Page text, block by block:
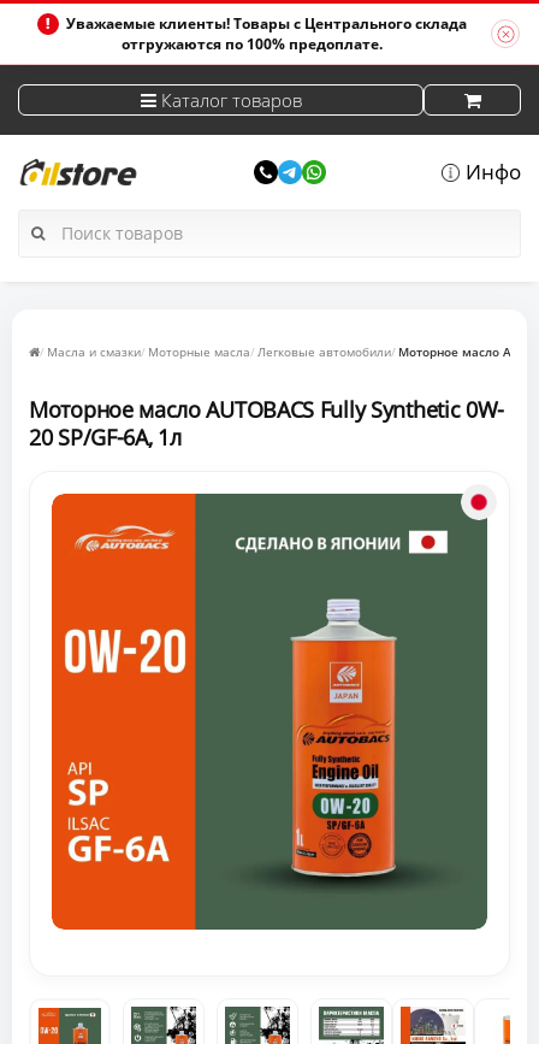
Уважаемые клиенты! Товары с Центрального склада
отгружаются по 100% предоплате.
Каталог товаров
Инфо
Масла и смазки Моторные масла Легковые автомобили Моторное масло
Моторное масло AUTOBACS Fully Synthetic 0W-
20 SP/GF-6A, 1л